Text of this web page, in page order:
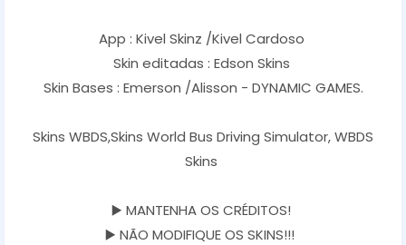
App : Kivel Skinz /Kivel Cardoso
Skin editadas : Edson Skins
Skin Bases : Emerson /Alisson - DYNAMIC GAMES.
Skins WBDS,Skins World Bus Driving Simulator, WBDS
Skins
▶️ MANTENHA OS CRÉDITOS!
▶️ NÃO MODIFIQUE OS SKINS!!!